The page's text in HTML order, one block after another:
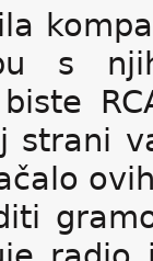
s
strani